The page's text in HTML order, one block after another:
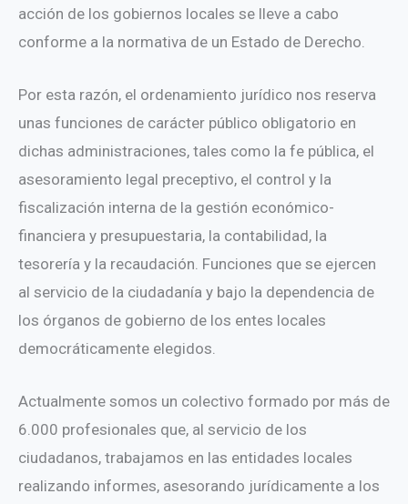
acción de los gobiernos locales se lleve a cabo
conforme a la normativa de un Estado de Derecho.
Por esta razón, el ordenamiento jurídico nos reserva
unas funciones de carácter público obligatorio en
dichas administraciones, tales como la fe pública, el
asesoramiento legal preceptivo, el control y la
fiscalización interna de la gestión económico-
financiera y presupuestaria, la contabilidad, la
tesorería y la recaudación. Funciones que se ejercen
al servicio de la ciudadanía y bajo la dependencia de
los órganos de gobierno de los entes locales
democráticamente elegidos.
Actualmente somos un colectivo formado por más de
6.000 profesionales que, al servicio de los
ciudadanos, trabajamos en las entidades locales
realizando informes, asesorando jurídicamente a los